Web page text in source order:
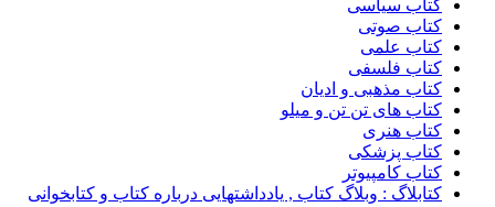
کتاب سیاسی
کتاب صوتی
کتاب علمی
کتاب فلسفی
کتاب مذهبی و ادیان
کتاب های تن تن و میلو
کتاب هنری
کتاب پزشکی
کتاب کامپیوتر
کتابلاگ : وبلاگ کتاب , یادداشتهایی درباره کتاب و کتابخوانی